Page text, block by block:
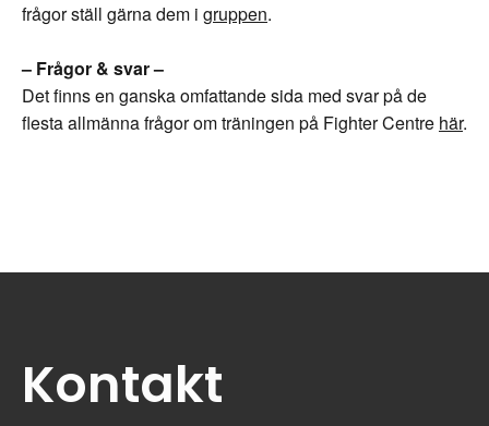
frågor ställ gärna dem i gruppen.
– Frågor & svar –
Det finns en ganska omfattande sida med svar på de
flesta allmänna frågor om träningen på Fighter Centre här.
Kontakt